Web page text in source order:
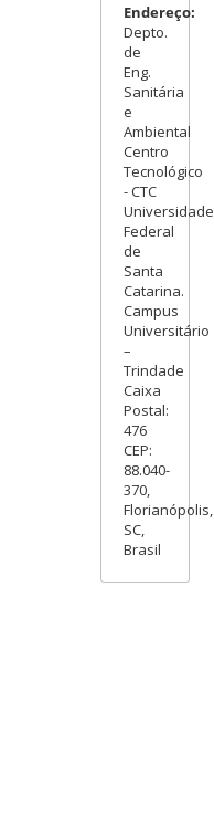
Endereço:
Depto.
de
Eng.
Sanitária
e
Ambiental
Centro
Tecnológico
- CTC
Universidade
Federal
de
Santa
Catarina.
Campus
Universitário
–
Trindade
Caixa
Postal:
476
CEP:
88.040-
370,
Florianópolis,
SC,
Brasil